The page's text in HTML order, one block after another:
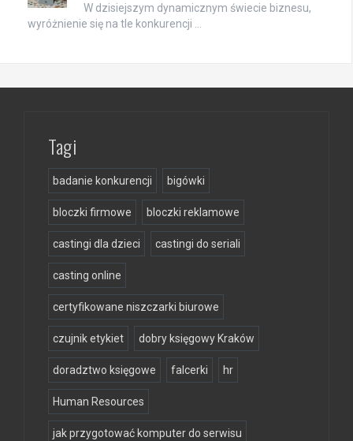
W dzisiejszym dynamicznym świecie biznesu,
wyróżnienie się na tle konkurencji …
Tagi
badanie konkurencji bigówki
bloczki firmowe bloczki reklamowe
castingi dla dzieci castingi do seriali
casting online
certyfikowane niszczarki biurowe
czujnik etykiet dobry księgowy Kraków
doradztwo księgowe falcerki hr
Human Resources
jak przygotować komputer do serwisu